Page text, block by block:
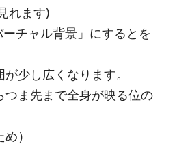
れます)
ャル背景」にするとを
少し広くなります。
ま先まで全身が映る位の
）